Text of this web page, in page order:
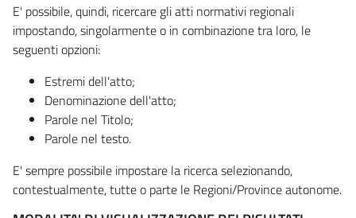
E' possibile, quindi, ricercare gli atti normativi regionali
impostando, singolarmente o in combinazione tra loro, le
seguenti opzioni:
Estremi dell'atto;
Denominazione dell'atto;
Parole nel Titolo;
Parole nel testo.
E' sempre possibile impostare la ricerca selezionando,
contestualmente, tutte o parte le Regioni/Province autonome.